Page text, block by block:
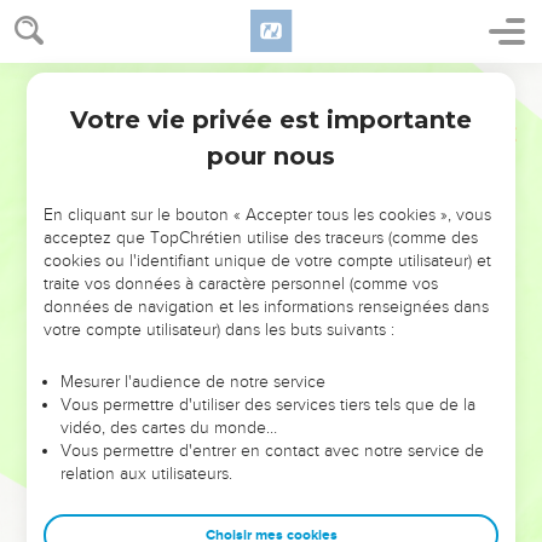
NE MANQUEZ PAS L’ÉVÉNEMENT
DE L’ANNÉE !
ET SI LEURS ERREURS POUVAIENT VOUS ÉVITER LES
VOTRES ?
leur foi ou leur vision. Mais on voit moins les doutes, les erreurs
et les saisons difficiles qu'ils ont traversés, alors même que ce
sont elles qui les ont façonnés.
Dans cette conférence, leaders, entrepreneurs, et responsables
clés pour avancer avec plus de sagesse afin que leurs erreurs
Votre vie privée est importante
pour nous
En cliquant sur le bouton « Accepter tous les cookies », vous
acceptez que TopChrétien utilise des traceurs (comme des
cookies ou l'identifiant unique de votre compte utilisateur) et
traite vos données à caractère personnel (comme vos
données de navigation et les informations renseignées dans
votre compte utilisateur) dans les buts suivants :
Mesurer l'audience de notre service
Vous permettre d'utiliser des services tiers tels que de la
vidéo, des cartes du monde…
Vous permettre d'entrer en contact avec notre service de
relation aux utilisateurs.
Choisir mes cookies